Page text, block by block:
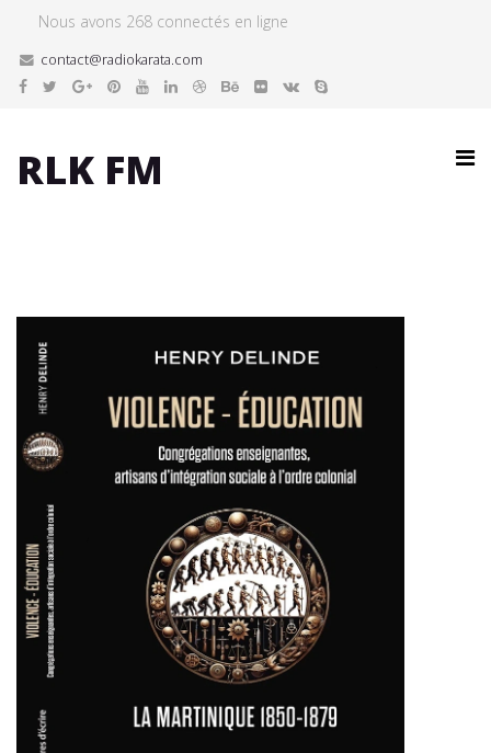
Nous avons 268 connectés en ligne
contact@radiokarata.com
RLK FM